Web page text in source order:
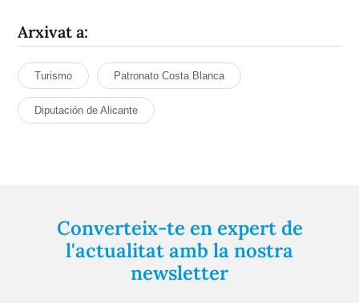
Arxivat a:
Turismo Patronato Costa Blanca
Diputación de Alicante
Converteix-te en expert de
l'actualitat amb la nostra
newsletter